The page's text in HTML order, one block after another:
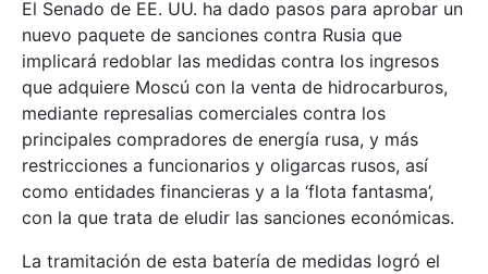
El Senado de EE. UU. ha dado pasos para aprobar un
nuevo paquete de sanciones contra Rusia que
implicará redoblar las medidas contra los ingresos
que adquiere Moscú con la venta de hidrocarburos,
mediante represalias comerciales contra los
principales compradores de energía rusa, y más
restricciones a funcionarios y oligarcas rusos, así
como entidades financieras y a la ‘flota fantasma’,
con la que trata de eludir las sanciones económicas.
La tramitación de esta batería de medidas logró el